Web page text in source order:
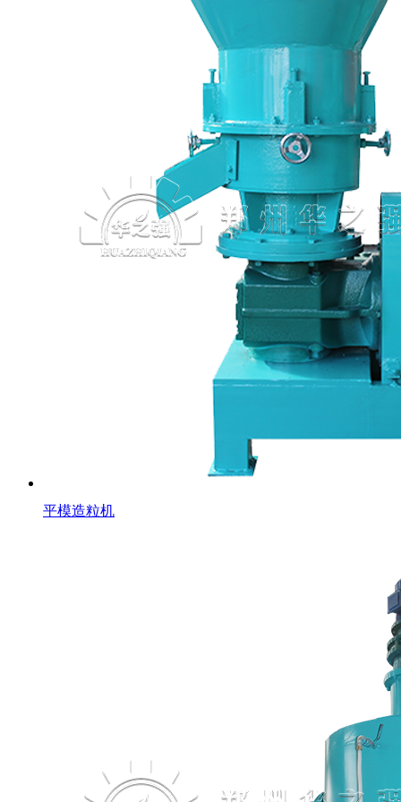
平模造粒机